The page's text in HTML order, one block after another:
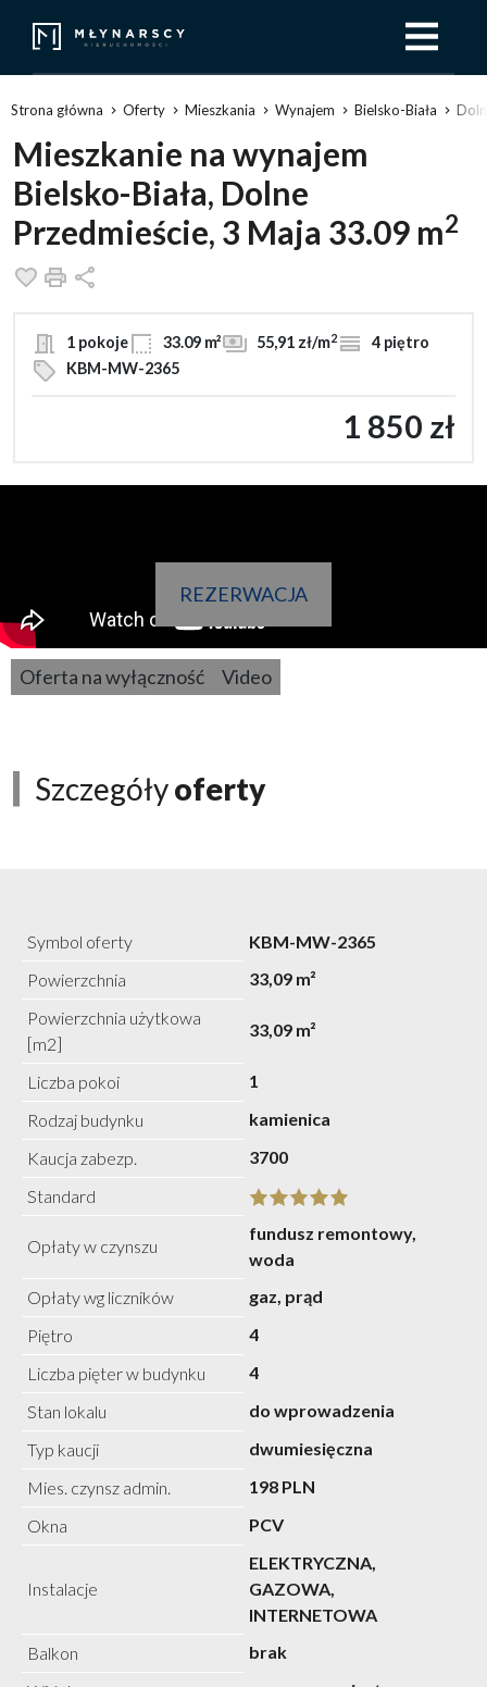
Strona główna Oferty Mieszkania Wynajem Bielsko-Biała
Mieszkanie na wynajem
Bielsko-Biała, Dolne
Przedmieście, 3 Maja 33.09 m2
Dodaj do ulubionych
Drukuj
1 pokoje 33.09 m² 55,91 zł/m2
4 piętro
KBM-MW-2365
1 850 zł
Oferta na wyłączność Video
REZERWACJA
Szczegółyoferty
Symbol oferty
KBM-MW-2365
Powierzchnia
33,09 m²
Powierzchnia użytkowa
[m2]
33,09 m²
Liczba pokoi
1
Rodzaj budynku
kamienica
Kaucja zabezp.
3700
Standard
Opłaty w czynszu
fundusz remontowy,
woda
Opłaty wg liczników
gaz, prąd
Piętro
4
Liczba pięter w budynku
4
Stan lokalu
do wprowadzenia
Typ kaucji
dwumiesięczna
Mies. czynsz admin.
198 PLN
Okna
PCV
Instalacje
ELEKTRYCZNA,
GAZOWA,
INTERNETOWA
Balkon
brak